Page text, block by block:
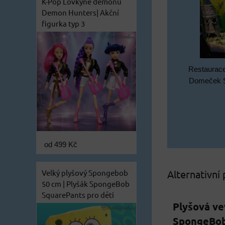
Domeček
Alternativní
Plyšová
Demon Hunters| Akční
figurka typ 3
od 499 Kč
Velký plyšový Spongebob
50 cm | Plyšák SpongeBob
SquarePants pro děti